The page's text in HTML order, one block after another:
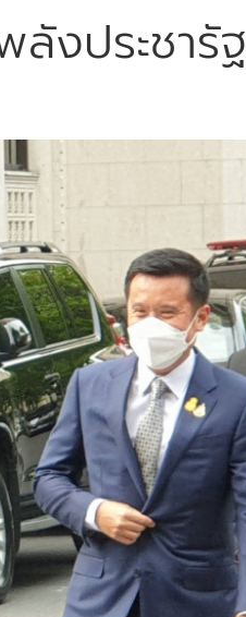
งประชารัฐ